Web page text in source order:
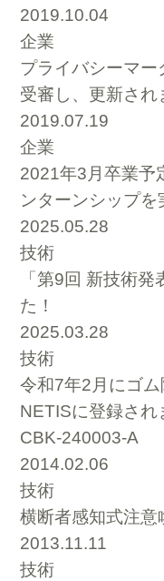
2019.10.04
企業
プライバシーマー
受審し、更新され
2019.07.19
企業
2021年3月卒業予
ンターンシップ
2025.05.28
技術
「第9回 新技術
た！
2025.03.28
技術
令和7年2月にゴ
NETISに登録され
CBK-240003-A
2014.02.06
技術
横断者感知式注意
2013.11.11
技術